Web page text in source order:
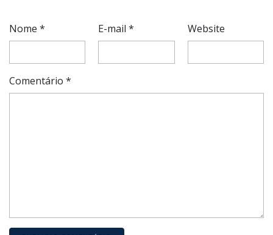
Nome * E-mail* Website
Comentário *